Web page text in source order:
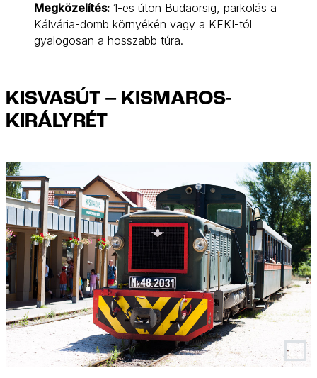
Megközelítés: 1-es úton Budaörsig, parkolás a
Kálvária-domb környékén vagy a KFKI-tól
gyalogosan a hosszabb túra.
KISVASÚT – KISMAROS-
KIRÁLYRÉT